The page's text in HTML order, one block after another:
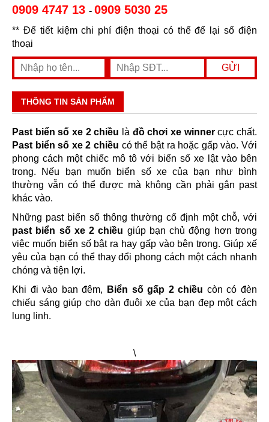
0909 4747 13 - 0909 5030 25
** Để tiết kiệm chi phí điện thoại có thể để lại số điện
thoại
THÔNG TIN SẢN PHẨM
Past biển số xe 2 chiều là đồ chơi xe winnercực chất.
Past biển số xe 2 chiều có thể bật ra hoặc gấp vào. Với
phong cách một chiếc mô tô với biển số xe lật vào bên
trong. Nếu bạn muốn biển số xe của bạn như bình
thường vẫn có thể được mà không cần phải gắn past
khác vào.
Những past biển số thông thường cố định một chỗ, với
past biển số xe 2 chiều giúp bạn chủ động hơn trong
việc muốn biển số bật ra hay gấp vào bên trong. Giúp xế
yêu của bạn có thể thay đổi phong cách một cách nhanh
chóng và tiện lợi.
Khi đi vào ban đêm,
Biển số gấp 2 chiều còn có đèn
chiếu sáng giúp cho dàn đuôi xe của bạn đẹp một cách
lung linh.
\